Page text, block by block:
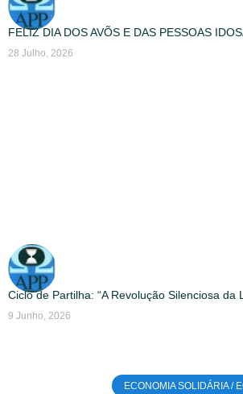
FELIZ DIA DOS AVÕS E DAS PESSOAS
28 Julho, 2026
Ciclo de Partilha: “A Revolução Silenciosa da
9 Junho, 2026
ECONOMIA SOLIDÁRIA /